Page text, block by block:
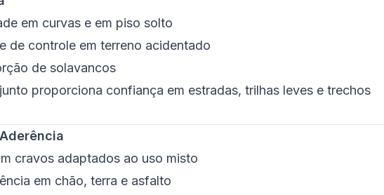
em curvas e em piso solto
de controle em terreno acidentado
de solavancos
proporciona confiança em estradas, trilhas leves e trechos
cravos adaptados ao uso misto
em chão, terra e asfalto